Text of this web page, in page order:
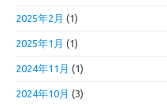
2025年2月 (1)
2025年1月 (1)
2024年11月 (1)
2024年10月 (3)